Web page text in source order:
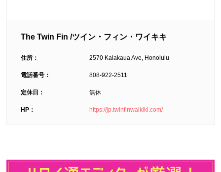
The Twin Fin /ツイン・フィン・ワイキキ
住所： 2570 Kalakaua Ave, Honolulu
電話番号： 808-922-2511
定休日： 無休
HP： https://jp.twinfinwaikiki.com/